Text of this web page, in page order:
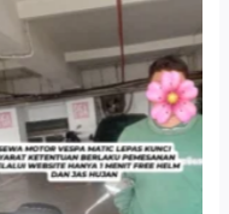
Cityplaza Jatinegara
Gedung Parkir P6A